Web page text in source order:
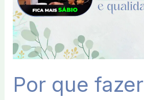
Por que fazer
Qualidade
de
Vida